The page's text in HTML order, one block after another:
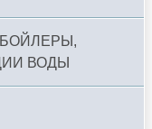
ВОДЫ